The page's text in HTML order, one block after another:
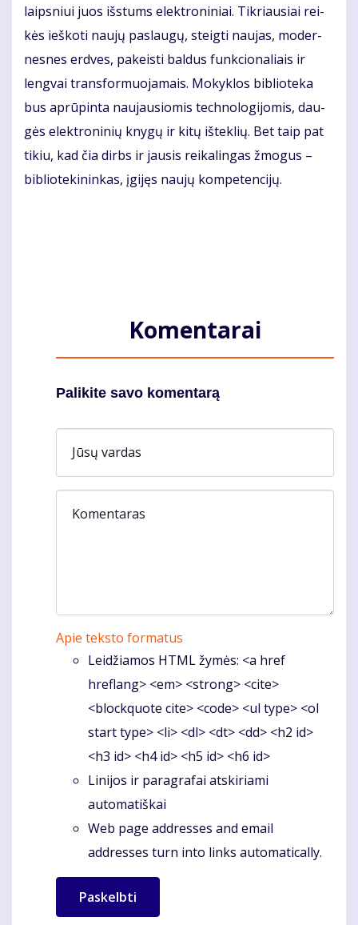
laips­niui juos iš­stums elek­tro­ni­niai. Tik­riau­siai rei­
kės ieš­ko­ti nau­jų pa­slau­gų, steig­ti nau­jas, mo­der­
nes­nes erd­ves, pa­keis­ti bal­dus funk­cio­na­liais ir
leng­vai trans­for­muo­ja­mais. Mo­kyk­los bib­lio­te­ka
bus ap­rū­pin­ta nau­jau­sio­mis tech­no­lo­gi­jo­mis, dau­
gės elek­tro­ni­nių kny­gų ir ki­tų iš­tek­lių. Bet taip pat
ti­kiu, kad čia dirbs ir jau­sis rei­ka­lin­gas žmo­gus –
bib­lio­te­ki­nin­kas, įgi­jęs nau­jų kom­pe­ten­ci­jų.
Komentarai
Palikite savo komentarą
Jūsų vardas
Komentaras
Apie teksto formatus
Leidžiamos HTML žymės: <a href
hreflang> <em> <strong> <cite>
<blockquote cite> <code> <ul type> <ol
start type> <li> <dl> <dt> <dd> <h2 id>
<h3 id> <h4 id> <h5 id> <h6 id>
Linijos ir paragrafai atskiriami
automatiškai
Web page addresses and email
addresses turn into links automatically.